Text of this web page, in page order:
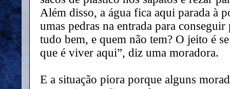
Além disso, a água fica aqui parada à
umas pedras na entrada para
tudo bem, e quem não tem? O jeito é
que é viver aqui”, diz uma moradora.
E a situação piora porque alguns